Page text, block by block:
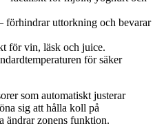
förhindrar uttorkning och bevarar
för vin, läsk och juice.
för säker
som automatiskt justerar
sig att hålla koll på
ändrar zonens funktion.